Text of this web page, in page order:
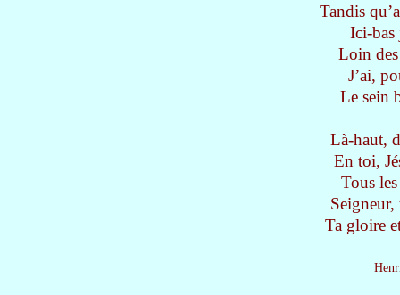
Tandis
Ici-bas
Loin
J’ai,
Le sein
Là-haut,
En toi,
Tous
Seigneur,
Ta gloire